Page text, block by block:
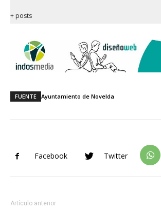
+ posts
FUENTE Ayuntamiento de Novelda
Facebook Twitter
Artículo anterior